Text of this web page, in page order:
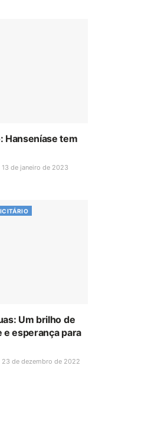
Hanseníase tem
13 de janeiro de 2023
Um brilho de
e esperança para
23 de dezembro de 2022